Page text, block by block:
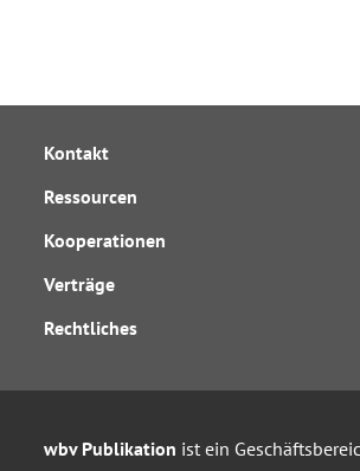
Kontakt
Ressourcen
Kooperationen
Verträge
Rechtliches
wbv Publikation ist ein